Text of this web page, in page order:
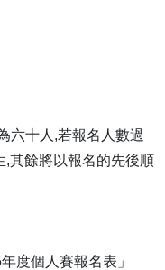
六十人,若報名人數過
,其餘將以報名的先後順
度個人賽報名表」